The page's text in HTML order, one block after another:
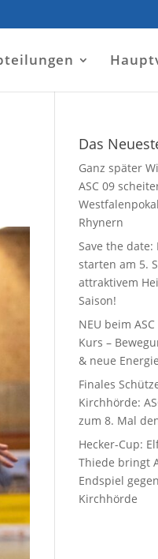
Das
Ganz später
ASC 09
Rhynern
Save the
starten am 5.
attraktivem
Saison!
NEU beim
Kurs –
& neue Energie
Finales
Kirchhörde:
zum 8. Mal
Hecker-Cup:
Thiede bringt
Endspiel
Kirchhörde